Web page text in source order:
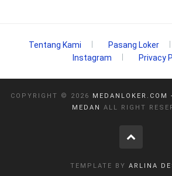
Tentang Kami Pasang Loker
Instagram
Privacy
COPYRIGHT © 2026
MEDANLOKER.COM
MEDAN
ALL RIGHT
TEMPLATE BY ARLINA